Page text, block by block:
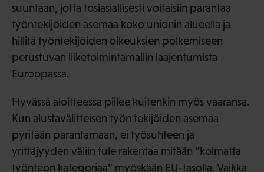
suuntaan, jotta tosiasiallisesti voitaisiin parantaa
työntekijöiden asemaa koko unionin alueella ja
hillitä työntekijöiden oikeuksien polkemiseen
perustuvan liiketoimintamallin laajentumista
Euroopassa.
Hyvässä aloitteessa piilee kuitenkin myös vaaransa.
Kun alustavälitteisen työn tekijöiden asemaa
pyritään parantamaan, ei työsuhteen ja
yrittäjyyden väliin tule rakentaa mitään ”kolmatta
työnteon kategoriaa” myöskään EU-tasolla. Vaikka